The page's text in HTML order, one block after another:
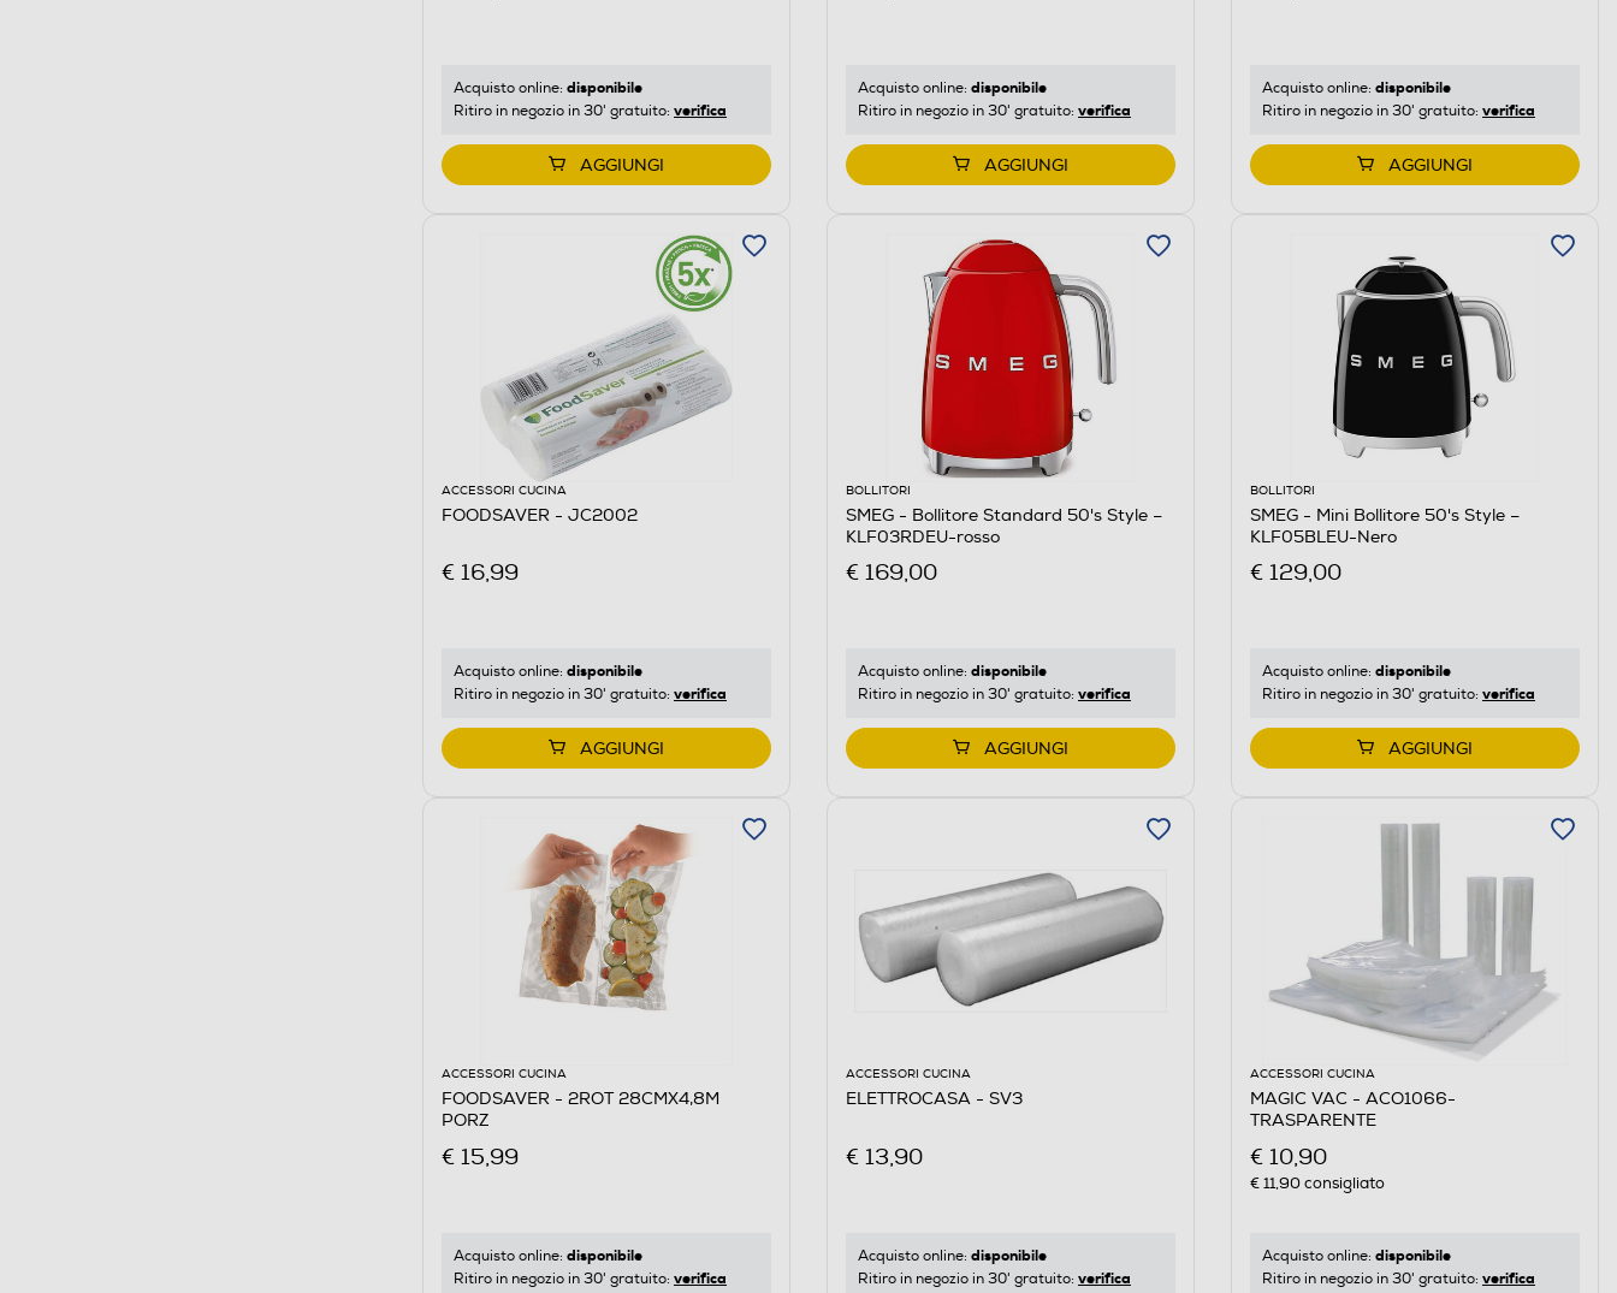
Acquisto online: disponibile
Ritiro in negozio in 30' gratuito: verifica
AGGIUNGI
Acquisto online: disponibile
Ritiro in negozio in 30' gratuito: verifica
AGGIUNGI
Acquisto online: disponibile
Ritiro in negozio in 30' gratuito: verifica
AGGIUNGI
ACCESSORI CUCINA
FOODSAVER - JC2002
€ 16,99
Acquisto online: disponibile
Ritiro in negozio in 30' gratuito: verifica
AGGIUNGI
BOLLITORI
SMEG - Bollitore Standard 50's Style –
KLF03RDEU-rosso
€ 169,00
Acquisto online: disponibile
Ritiro in negozio in 30' gratuito: verifica
AGGIUNGI
BOLLITORI
SMEG - Mini Bollitore 50's Style –
KLF05BLEU-Nero
€ 129,00
Acquisto online: disponibile
Ritiro in negozio in 30' gratuito: verifica
AGGIUNGI
ACCESSORI CUCINA
FOODSAVER - 2ROT 28CMX4,8M
PORZ
€ 15,99
Acquisto online: disponibile
Ritiro in negozio in 30' gratuito: verifica
ACCESSORI CUCINA
ELETTROCASA - SV3
€ 13,90
Acquisto online: disponibile
Ritiro in negozio in 30' gratuito: verifica
ACCESSORI CUCINA
MAGIC VAC - ACO1066-
TRASPARENTE
€ 10,90
€ 11,90consigliato
Acquisto online: disponibile
Ritiro in negozio in 30' gratuito: verifica